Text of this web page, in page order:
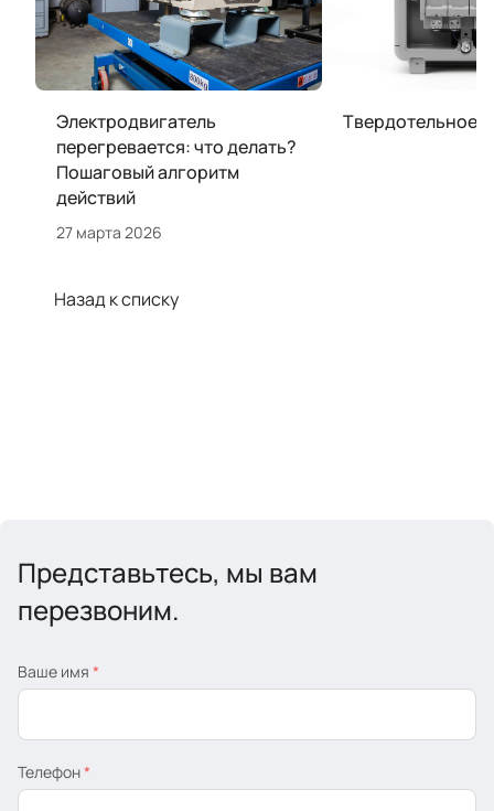
Электродвигатель
перегревается: что делать?
Пошаговый алгоритм
действий
27 марта 2026
Твердотельное
Назад к списку
Представьтесь, мы вам
перезвоним.
Ваше имя *
Телефон*